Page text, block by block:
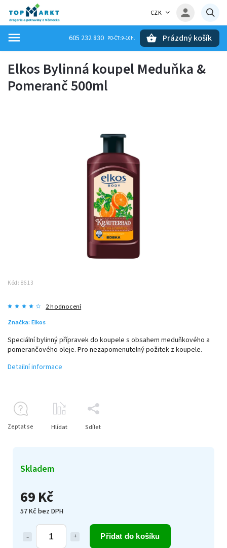
CZK
605 232 830 Prázdný košík
Elkos Bylinná koupel Meduňka &
Pomeranč 500ml
Kód: 8613
2 hodnocení
Značka: Elkos
69 Kč
57 Kč bez DPH
Přidat do košíku
Skladem
Speciální bylinný přípravek do koupele s obsahem meduňkového a
pomerančového oleje. Pro nezapomenutelný požitek z koupele.
Detailní informace
Zeptat se Hlídat Sdílet